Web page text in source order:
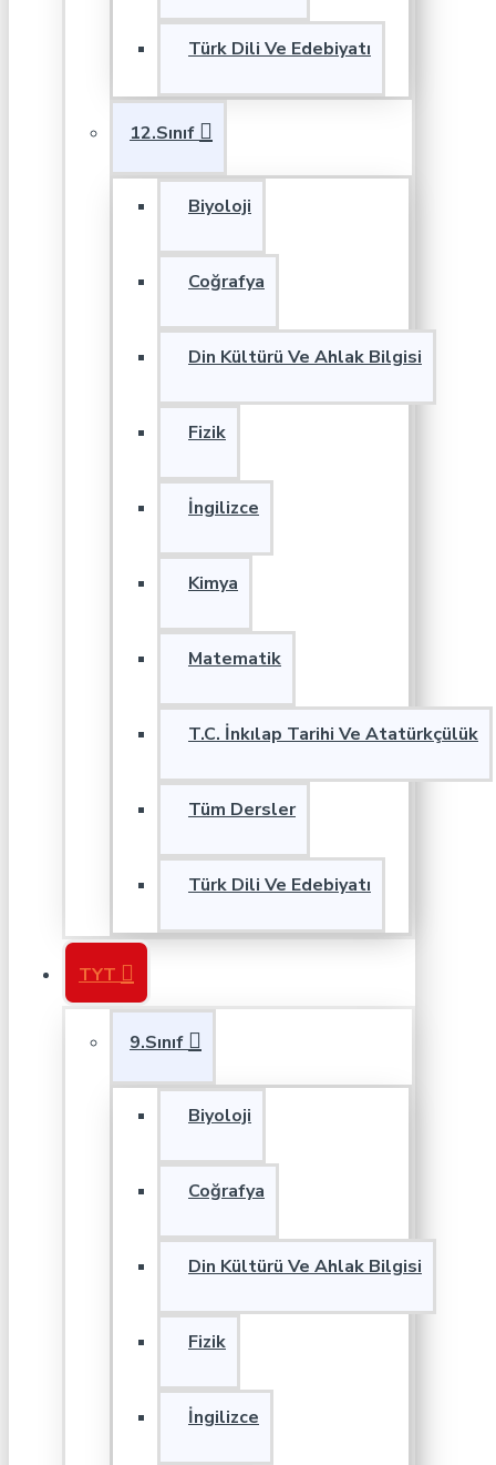
Türk Dili Ve Edebiyatı
12.Sınıf
Biyoloji
Coğrafya
Din Kültürü Ve Ahlak Bilgisi
Fizik
İngilizce
Kimya
Matematik
T.C. İnkılap Tarihi Ve Atatürkçülük
Tüm Dersler
Türk Dili Ve Edebiyatı
TYT
9.Sınıf
Biyoloji
Coğrafya
Din Kültürü Ve Ahlak Bilgisi
Fizik
İngilizce